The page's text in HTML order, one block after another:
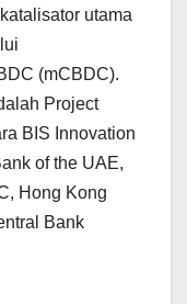
utama
(mCBDC).
Project
BIS Innovation
of the UAE,
Hong Kong
Bank